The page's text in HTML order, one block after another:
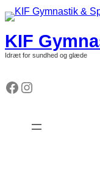
Spring
til
KIF
Idræt for sundhed og glæde
Facebook
Instagram